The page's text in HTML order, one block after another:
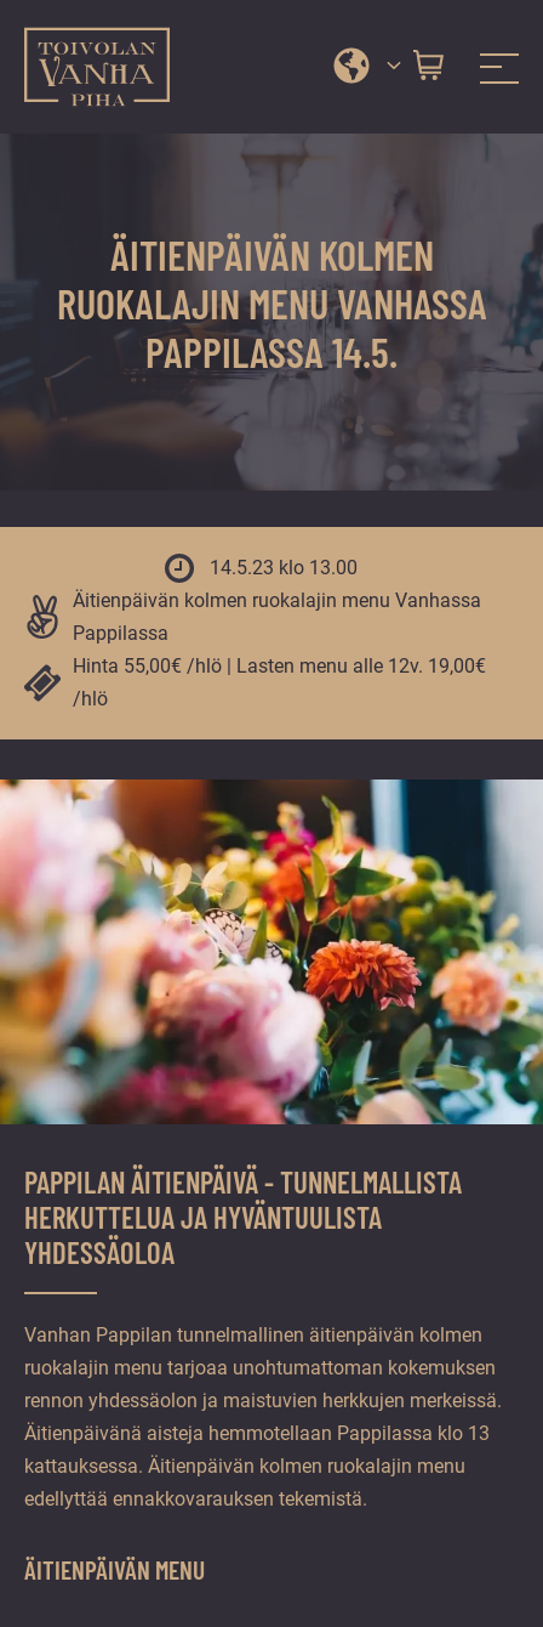
Toivolan vanha piha
tapahtumat
tarjoavat
kiireettömiä
ja
ÄITIENPÄIVÄN KOLMEN
RUOKALAJIN MENU VANHASSA
PAPPILASSA 14.5.
14.5.23 klo 13.00
Äitienpäivän kolmen ruokalajin menu Vanhassa
Pappilassa
Hinta 55,00€ /hlö | Lasten menu alle 12v. 19,00€
/hlö
PAPPILAN ÄITIENPÄIVÄ - TUNNELMALLISTA
HERKUTTELUA JA HYVÄNTUULISTA
YHDESSÄOLOA
Vanhan Pappilan tunnelmallinen äitienpäivän kolmen
ruokalajin menu tarjoaa unohtumattoman kokemuksen
rennon yhdessäolon ja maistuvien herkkujen merkeissä.
Äitienpäivänä aisteja hemmotellaan Pappilassa klo 13
kattauksessa. Äitienpäivän kolmen ruokalajin menu
edellyttää ennakkovarauksen tekemistä.
ÄITIENPÄIVÄN MENU